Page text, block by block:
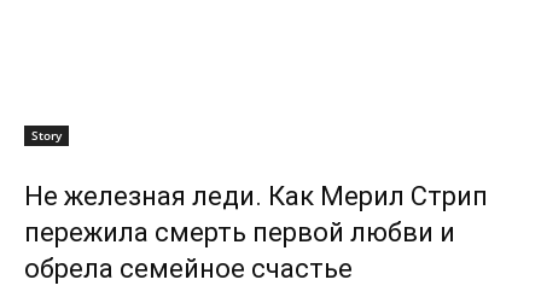
Story
Не железная леди. Как Мерил Стрип
пережила смерть первой любви и
обрела семейное счастье